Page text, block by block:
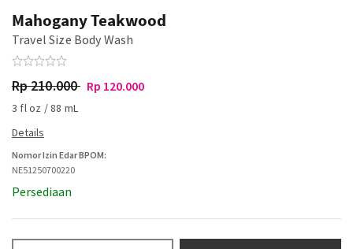
Mahogany Teakwood
Travel Size Body Wash
Rp 210.000 Rp 120.000
3 fl oz / 88 mL
Nomor Izin Edar BPOM:
NE51250700220
Persediaan